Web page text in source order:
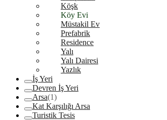
Köşk
Köy Evi
Müstakil Ev
Prefabrik
Residence
Yalı
Yalı Dairesi
Yazlık
İş Yeri
Devren İş Yeri
Arsa(1)
Kat Karşılığı Arsa
Turistik Tesis